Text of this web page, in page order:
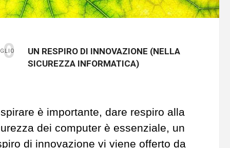
UN RESPIRO DI INNOVAZIONE (NELLA
SICUREZZA INFORMATICA)
è importante, dare respiro alla
dei computer è essenziale, un
di innovazione vi viene offerto da